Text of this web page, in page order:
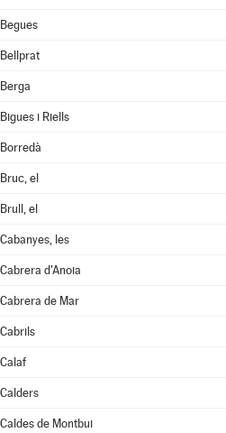
Begues
Bellprat
Berga
Bigues i Riells
Borredà
Bruc, el
Brull, el
Cabanyes, les
Cabrera d'Anoia
Cabrera de Mar
Cabrils
Calaf
Calders
Caldes de Montbui